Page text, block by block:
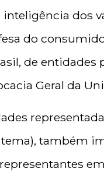
dos
do
de entidades
Geral da
também